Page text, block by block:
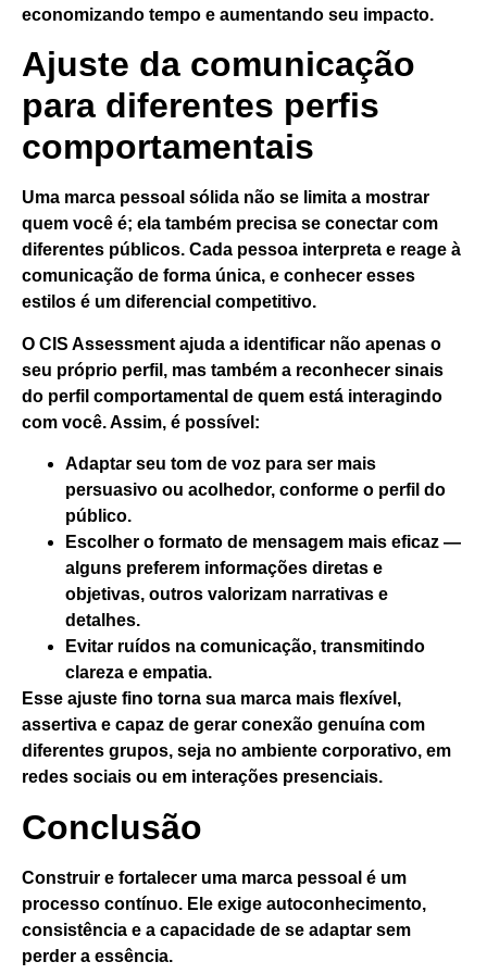
economizando tempo e aumentando seu impacto.
Ajuste da comunicação
para diferentes perfis
comportamentais
Uma marca pessoal sólida não se limita a mostrar
quem você é; ela também precisa se conectar com
diferentes públicos. Cada pessoa interpreta e reage à
comunicação de forma única, e conhecer esses
estilos é um diferencial competitivo.
O CIS Assessment ajuda a identificar não apenas o
seu próprio perfil, mas também a reconhecer sinais
do perfil comportamental de quem está interagindo
com você. Assim, é possível:
Adaptar seu tom de voz para ser mais
persuasivo ou acolhedor, conforme o perfil do
público.
Escolher o formato de mensagem mais eficaz —
alguns preferem informações diretas e
objetivas, outros valorizam narrativas e
detalhes.
Evitar ruídos na comunicação, transmitindo
clareza e empatia.
Esse ajuste fino torna sua marca mais flexível,
assertiva e capaz de gerar conexão genuína com
diferentes grupos, seja no ambiente corporativo, em
redes sociais ou em interações presenciais.
Conclusão
Construir e fortalecer uma marca pessoal é um
processo contínuo. Ele exige autoconhecimento,
consistência e a capacidade de se adaptar sem
perder a essência.